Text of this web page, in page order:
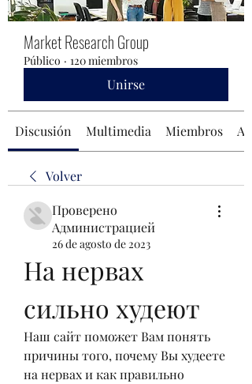
Market Research Group
Público · 120 miembros
Unirse
Discusión Multimedia Miembros
Volver
Проверено
Администрацией
26 de agosto de 2023
На нервах
сильно худеют
Наш сайт поможет Вам понять
причины того, почему Вы худеете
на нервах и как правильно